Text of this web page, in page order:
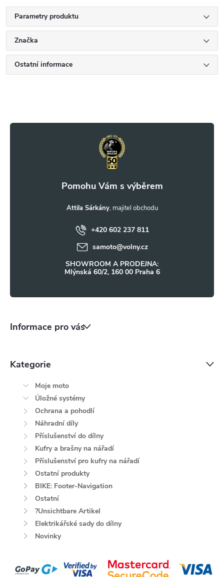
Parametry produktu
Značka
Ostatní informace
Attila Sárkány
+420 602 237 811
samoto@volny.cz
SHOWROOM A PRODEJNA:
Mlýnská 60/2, 160 00 Praha 6
Informace pro vás
Kategorie
Moje moto
Úložné systémy
Ochrana a pohodlí
Náhradní díly
Příslušenství do dílny
Kufry a brašny na nářadí
Příslušenství pro kufry na nářadí
Ostatní produkty
BIKE: Footer-Navigation
Ostatní
?Unsichtbare Artikel
Elektrikářské sady do dílny
Novinky